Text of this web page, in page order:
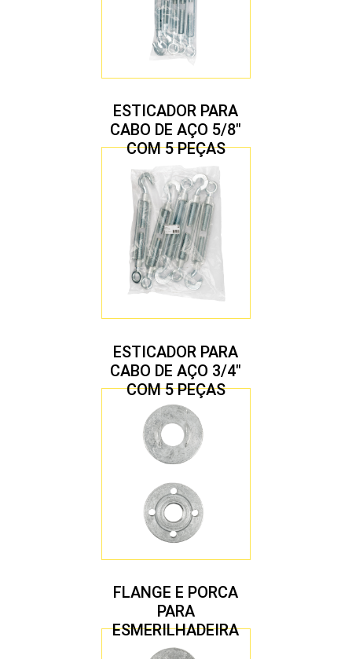
ESTICADOR PARA
CABO DE AÇO 5/8″
COM 5 PEÇAS
ESTICADOR PARA
CABO DE AÇO 3/4″
COM 5 PEÇAS
FLANGE E PORCA
PARA
ESMERILHADEIRA
4.1/2″ 22,23 MM